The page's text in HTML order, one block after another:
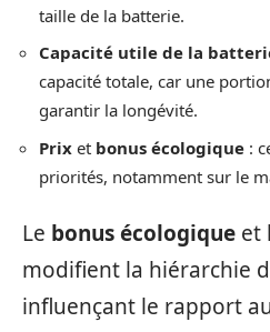
taille de la batterie.
Capacité utile de la
capacité totale, car une
garantir la longévité.
Prix et bonus écologique :
priorités, notamment sur le
Le bonus écologique et
modifient la hiérarchie
influençant le rapport